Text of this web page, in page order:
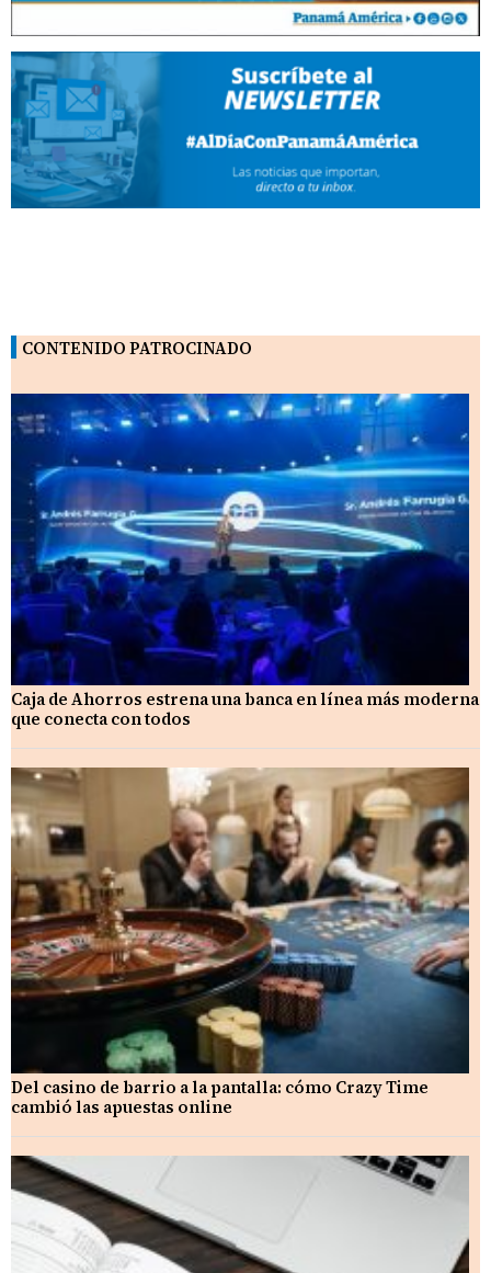
CONTENIDO PATROCINADO
Caja de Ahorros estrena una banca en línea más moderna
que conecta con todos
Del casino de barrio a la pantalla: cómo Crazy Time
cambió las apuestas online